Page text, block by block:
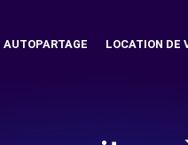
AUTOPARTAGE LOCATION DE